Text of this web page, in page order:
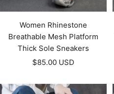
Women Rhinestone
Breathable Mesh Platform
Thick Sole Sneakers
Prezzo
vendita
$85.00 USD